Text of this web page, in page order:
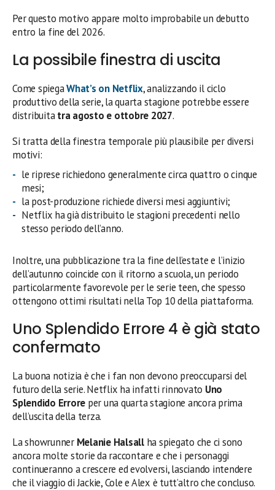
Per questo motivo appare molto improbabile un debutto
entro la fine del 2026.
La possibile finestra di uscita
Come spiegaWhat’s on Netflix, analizzando il ciclo
produttivo della serie, la quarta stagione potrebbe essere
distribuitatra agosto e ottobre 2027.
Si tratta della finestra temporale più plausibile per diversi
motivi:
le riprese richiedono generalmente circa quattro o cinque
mesi;
la post-produzione richiede diversi mesi aggiuntivi;
Netflix ha già distribuito le stagioni precedenti nello
stesso periodo dell’anno.
Inoltre, una pubblicazione tra la fine dell’estate e l’inizio
dell’autunno coincide con il ritorno a scuola, un periodo
particolarmente favorevole per le serie teen, che spesso
ottengono ottimi risultati nella Top 10 della piattaforma.
Uno Splendido Errore 4 è già stato
confermato
La buona notizia è che i fan non devono preoccuparsi del
futuro della serie. Netflix ha infatti rinnovato Uno
Splendido Errore per una quarta stagione ancora prima
dell’uscita della terza.
La showrunner Melanie Halsallha spiegato che ci sono
ancora molte storie da raccontare e che i personaggi
continueranno a crescere ed evolversi, lasciando intendere
che il viaggio di Jackie, Cole e Alex è tutt’altro che concluso.